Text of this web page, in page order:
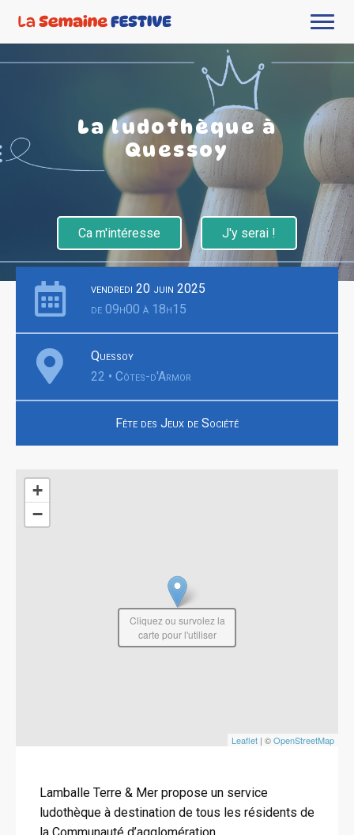
La ludothèque à
Quessoy
Ca m'intéresse J'y serai !
vendredi 20 juin 2025
de 09h00 à 18h15
Quessoy
22 • Côtes-d'Armor
Fête des Jeux de Société
+
−
Leaflet | ©OpenStreetMap
Cliquez ou survolez la
carte pour l'utiliser
Lamballe Terre & Mer propose un service
ludothèque à destination de tous les résidents de